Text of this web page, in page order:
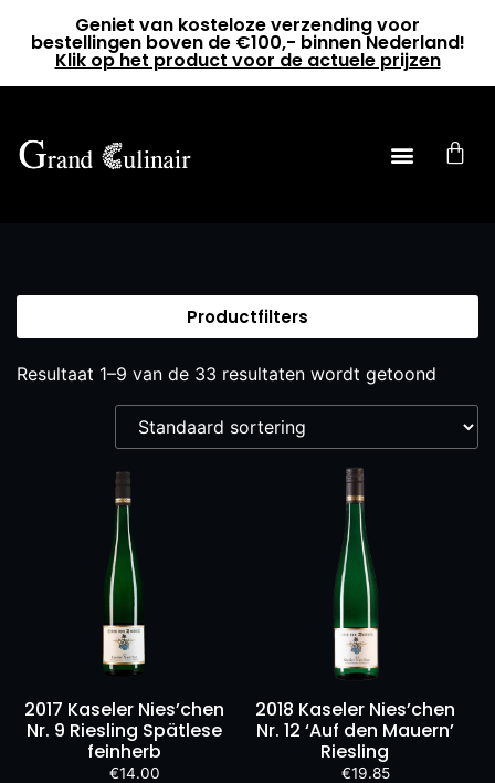
Geniet van kosteloze verzending voor
bestellingen boven de €100,- binnen Nederland!
Klik op het product voor de actuele prijzen
0
Productfilters
Resultaat 1–9 van de 33 resultaten wordt getoond
2017 Kaseler Nies’chen
Nr. 9 Riesling Spätlese
feinherb
€14.00
2018 Kaseler Nies’chen
Nr. 12 ‘Auf den Mauern’
Riesling
€19.85